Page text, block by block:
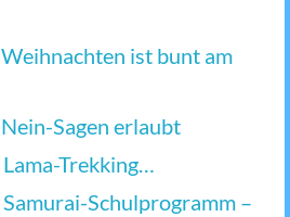
Weihnachten ist bunt am
Nein-Sagen erlaubt
Lama-Trekking…
Samurai-Schulprogramm –